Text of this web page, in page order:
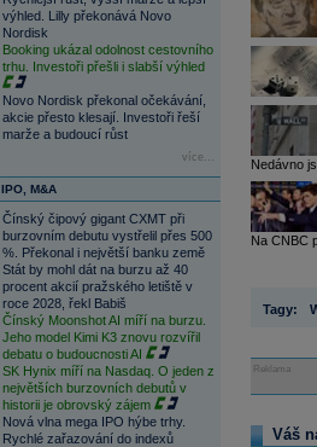
výhled. Lilly překonává Novo
Nordisk
Booking ukázal odolnost cestovního
trhu. Investoři přešli i slabší výhled
Novo Nordisk překonal očekávání,
akcie přesto klesají. Investoři řeší
marže a budoucí růst
více...
IPO, M&A
Čínský čipový gigant CXMT při
burzovním debutu vystřelil přes 500
%. Překonal i největší banku země
Stát by mohl dát na burzu až 40
procent akcií pražského letiště v
roce 2028, řekl Babiš
Čínský Moonshot AI míří na burzu.
Jeho model Kimi K3 znovu rozvířil
debatu o budoucnosti AI
SK Hynix míří na Nasdaq. O jeden z
největších burzovních debutů v
historii je obrovský zájem
Nová vlna mega IPO hýbe trhy.
Rychlé zařazování do indexů
Nedávno
Na CNBC
Tagy:
Reklama
Váš